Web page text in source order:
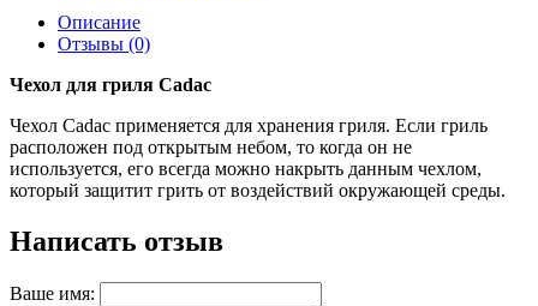
Описание
Отзывы (0)
Чехол для гриля Cadac
Чехол Cadac применяется для хранения гриля. Если гриль
расположен под открытым небом, то когда он не
используется, его всегда можно накрыть данным чехлом,
который защитит грить от воздействий окружающей среды.
Написать отзыв
Ваше имя: